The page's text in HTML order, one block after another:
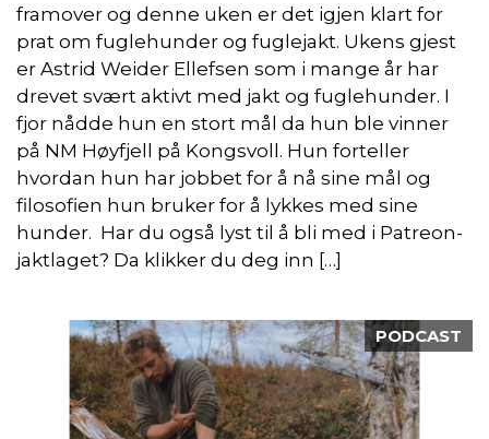
framover og denne uken er det igjen klart for
prat om fuglehunder og fuglejakt. Ukens gjest
er Astrid Weider Ellefsen som i mange år har
drevet svært aktivt med jakt og fuglehunder. I
fjor nådde hun en stort mål da hun ble vinner
på NM Høyfjell på Kongsvoll. Hun forteller
hvordan hun har jobbet for å nå sine mål og
filosofien hun bruker for å lykkes med sine
hunder. Har du også lyst til å bli med i Patreon-
jaktlaget? Da klikker du deg inn […]
PODCAST